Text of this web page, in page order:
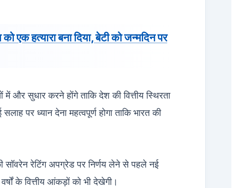
एक हत्यारा बना दिया, बेटी को जन्मदिन पर
और सुधार करने होंगे ताकि देश की वित्तीय स्थिरता
पर ध्यान देना महत्वपूर्ण होगा ताकि भारत की
सॉवरेन रेटिंग अपग्रेड पर निर्णय लेने से पहले नई
के वित्तीय आंकड़ों को भी देखेगी।